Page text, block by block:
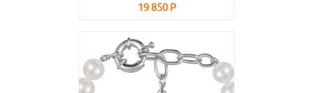
19 850 Р